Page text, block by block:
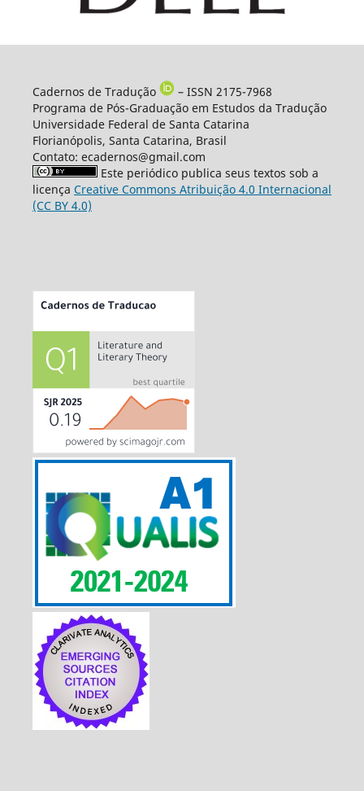
Cadernos de Tradução
– ISSN 2175-7968
Programa de Pós-Graduação em Estudos da Tradução
Universidade Federal de Santa Catarina
Florianópolis, Santa Catarina, Brasil
Contato: ecadernos@gmail.com
Este periódico publica seus textos sob a
licença Creative Commons Atribuição 4.0 Internacional
(CC BY 4.0)